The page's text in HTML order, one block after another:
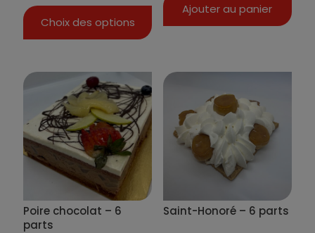
Choix des options
a
plusieurs
variations.
Les
options
peuvent
être
choisies
sur
page
Ajouter au panier
Poire chocolat – 6
parts
Saint-Honoré – 6 parts